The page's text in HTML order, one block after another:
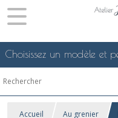
Accueil Au grenier